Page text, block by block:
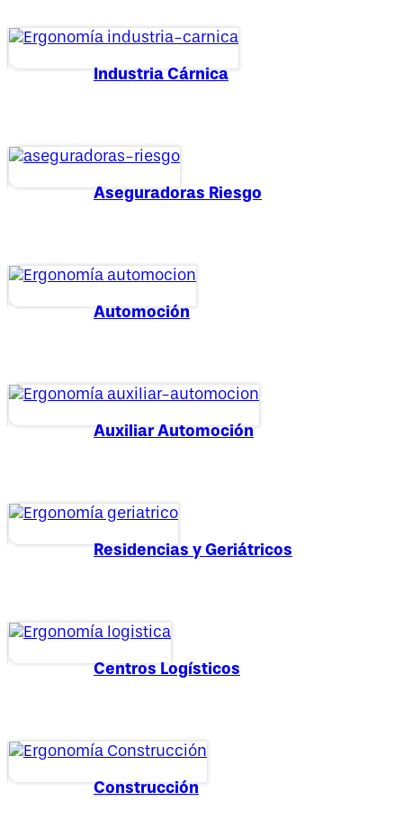
Industria Cárnica
Aseguradoras Riesgo
Automoción
Auxiliar Automoción
Residencias y Geriátricos
Centros Logísticos
Construcción